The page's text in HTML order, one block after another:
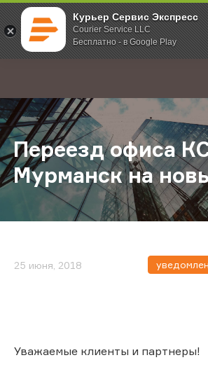
Курьер Сервис Экспресс
Courier Service LLC
Бесплатно - в Google Play
; Главная О компании Новости
Переезд офиса
Мурманск на
25 июня, 2018
Уважаемые клиенты и партнеры!